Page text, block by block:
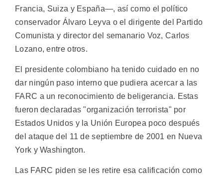
Francia, Suiza y España—, así como el político
conservador Álvaro Leyva o el dirigente del Partido
Comunista y director del semanario Voz, Carlos
Lozano, entre otros.
El presidente colombiano ha tenido cuidado en no
dar ningún paso interno que pudiera acercar a las
FARC a un reconocimiento de beligerancia. Estas
fueron declaradas "organización terrorista" por
Estados Unidos y la Unión Europea poco después
del ataque del 11 de septiembre de 2001 en Nueva
York y Washington.
Las FARC piden se les retire esa calificación como